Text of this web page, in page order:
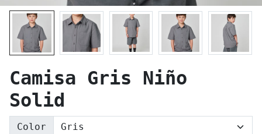
Camisa Gris Niño
Solid
Color